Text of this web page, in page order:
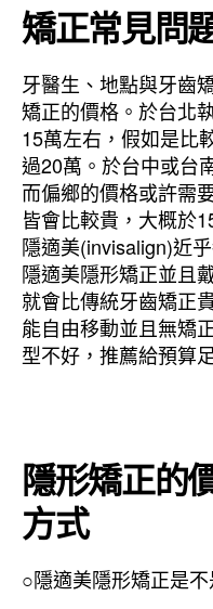
矯正常見問
牙醫生、地點與牙齒
矯正的價格。於台北
15萬左右，假如是比
過20萬。於台中或台
而偏鄉的價格或許需
皆會比較貴，大概於
隱適美(invisalign)近
隱適美隱形矯正並且
就會比傳統牙齒矯正
能自由移動並且無矯
型不好，推薦給預算
隱形矯正的
方式
○隱適美隱形矯正是